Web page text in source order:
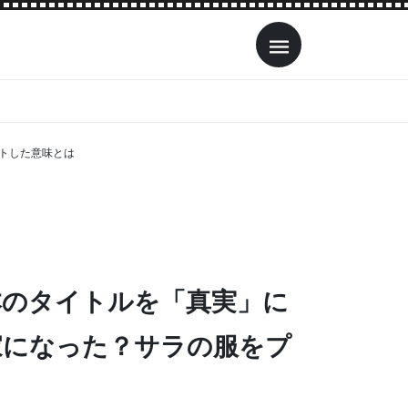
した意味とは
タイトルを「真実」に
なった？サラの服をプ